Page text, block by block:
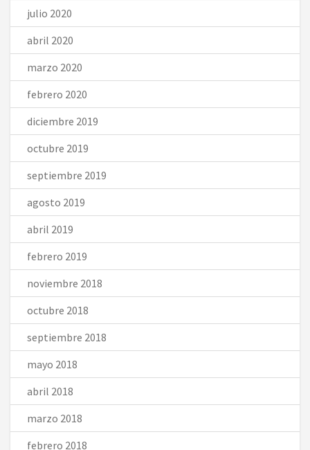
julio 2020
abril 2020
marzo 2020
febrero 2020
diciembre 2019
octubre 2019
septiembre 2019
agosto 2019
abril 2019
febrero 2019
noviembre 2018
octubre 2018
septiembre 2018
mayo 2018
abril 2018
marzo 2018
febrero 2018